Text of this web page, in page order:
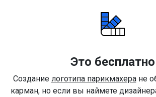
Это бесплатно
Создание логотипа парикмахеране
карман, но если вы наймете